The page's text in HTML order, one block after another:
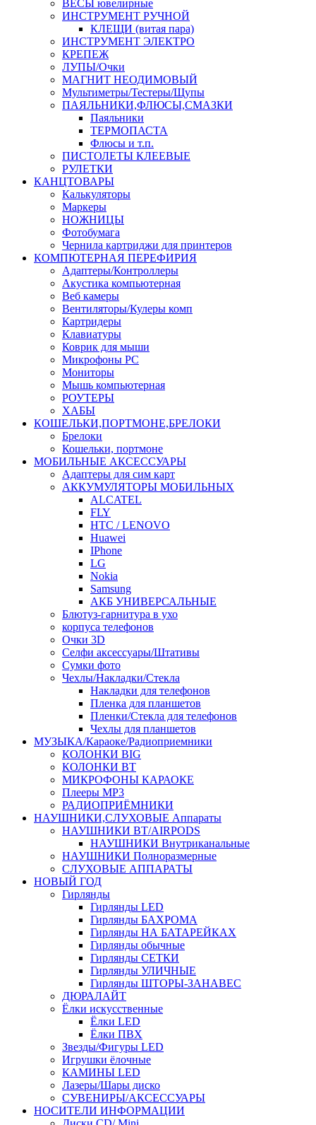
ВЕСЫ ювелирные
ИНСТРУМЕНТ РУЧНОЙ
КЛЕЩИ (витая пара)
ИНСТРУМЕНТ ЭЛЕКТРО
КРЕПЕЖ
ЛУПЫ/Очки
МАГНИТ НЕОДИМОВЫЙ
Мультиметры/Тестеры/Щупы
ПАЯЛЬНИКИ,ФЛЮСЫ,СМАЗКИ
Паяльники
ТЕРМОПАСТА
Флюсы и т.п.
ПИСТОЛЕТЫ КЛЕЕВЫЕ
РУЛЕТКИ
КАНЦТОВАРЫ
Калькуляторы
Маркеры
НОЖНИЦЫ
Фотобумага
Чернила картриджи для принтеров
КОМПЮТЕРНАЯ ПЕРЕФИРИЯ
Адаптеры/Контроллеры
Акустика компьютерная
Веб камеры
Вентиляторы/Кулеры комп
Картридеры
Клавиатуры
Коврик для мыши
Микрофоны PC
Мониторы
Мышь компьютерная
РОУТЕРЫ
ХАБЫ
КОШЕЛЬКИ,ПОРТМОНЕ,БРЕЛОКИ
Брелоки
Кошельки, портмоне
МОБИЛЬНЫЕ АКСЕССУАРЫ
Адаптеры для сим карт
АККУМУЛЯТОРЫ МОБИЛЬНЫХ
ALCATEL
FLY
HTC / LENOVO
Huawei
IPhone
LG
Nokia
Samsung
АКБ УНИВЕРСАЛЬНЫЕ
Блютуз-гарнитура в ухо
корпуса телефонов
Очки 3D
Селфи аксессуары/Штативы
Сумки фото
Чехлы/Накладки/Стекла
Накладки для телефонов
Пленка для планшетов
Пленки/Стекла для телефонов
Чехлы для планшетов
МУЗЫКА/Караоке/Радиоприемники
КОЛОНКИ BIG
КОЛОНКИ BT
МИКРОФОНЫ КАРАОКЕ
Плееры MP3
РАДИОПРИЁМНИКИ
НАУШНИКИ,СЛУХОВЫЕ Аппараты
НАУШНИКИ BT/AIRPODS
НАУШНИКИ Внутриканальные
НАУШНИКИ Полноразмерные
СЛУХОВЫЕ АППАРАТЫ
НОВЫЙ ГОД
Гирлянды
Гирлянды LED
Гирлянды БАХРОМА
Гирлянды НА БАТАРЕЙКАХ
Гирлянды обычные
Гирлянды СЕТКИ
Гирлянды УЛИЧНЫЕ
Гирлянды ШТОРЫ-ЗАНАВЕС
ДЮРАЛАЙТ
Ёлки искусственные
Ёлки LED
Ёлки ПВХ
Звезды/Фигуры LED
Игрушки ёлочные
КАМИНЫ LED
Лазеры/Шары диско
СУВЕНИРЫ/АКСЕССУАРЫ
НОСИТЕЛИ ИНФОРМАЦИИ